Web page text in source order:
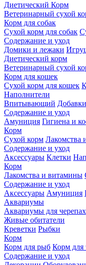
Диетический Корм
Ветеринарный сухой
Корм для собак
Сухой корм для собак
Содержание и уход
Домики и лежаки
Диетический корм
Ветеринарный сухой
Корм для кошек
Сухой корм для кошек
Наполнители
Впитывающий
Содержание и уход
Амуниция Гигиена и
Корм
Сухой корм Лакомства
Содержание и уход
Аксессуары Клетки
Корм
Лакомства и витамины
Содержание и уход
Аксессуары Амуниция
Аквариумы
Аквариумы для черепах
Живые обитатели
Креветки Рыбки
Корм
Корм для рыб Корм для
Содержание и уход